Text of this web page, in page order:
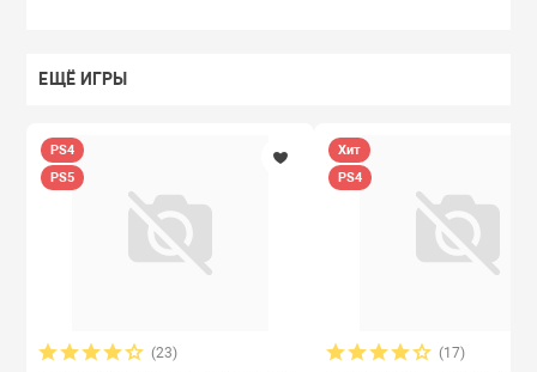
ЕЩЁ ИГРЫ
PS4
PS5
(23)
Хит
PS4
(17)